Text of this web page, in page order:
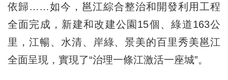
依歸……如今，邕江綜合整治和開發利用工程
全面完成，新建和改建公園15個、綠道163公
里，江暢、水清、岸綠、景美的百里秀美邕江
全面呈現，實現了“治理一條江激活一座城”。